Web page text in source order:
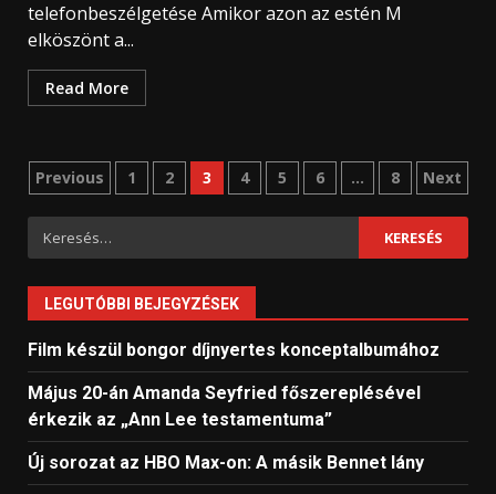
telefonbeszélgetése Amikor azon az estén M
elköszönt a...
Read More
Bejegyzések
lapozása
Previous 1 2 3 4 5 6 … 8 Next
Keresés:
LEGUTÓBBI BEJEGYZÉSEK
Film készül bongor díjnyertes konceptalbumához
Május 20-án Amanda Seyfried főszereplésével
érkezik az „Ann Lee testamentuma”
Új sorozat az HBO Max-on: A másik Bennet lány